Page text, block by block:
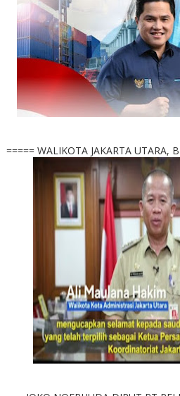
===== WALIKOTA JAKARTA UTARA,